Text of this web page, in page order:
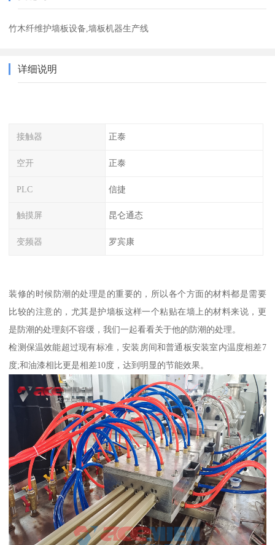
竹木纤维护墙板设备,墙板机器生产线
详细说明
接触器 正泰
空开 正泰
PLC 信捷
触摸屏 昆仑通态
变频器 罗宾康
装修的时候防潮的处理是的重要的，所以各个方面的材料都是需要
比较的注意的，尤其是护墙板这样一个粘贴在墙上的材料来说，更
是防潮的处理刻不容缓，我们一起看看关于他的防潮的处理。
检测保温效能超过现有标准，安装房间和普通板安装室内温度相差7
度;和油漆相比更是相差10度，达到明显的节能效果。